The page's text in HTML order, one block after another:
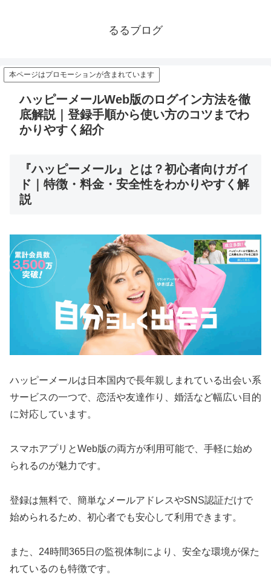
るるブログ
本ページはプロモーションが含まれています
ハッピーメールWeb版のログイン方法を徹
底解説｜登録手順から使い方のコツまでわ
かりやすく紹介
『ハッピーメール』とは？初心者向けガイ
ド｜特徴・料金・安全性をわかりやすく解
説
ハッピーメールは日本国内で長年親しまれている出会い系
サービスの一つで、恋活や友達作り、婚活など幅広い目的
に対応しています。
スマホアプリとWeb版の両方が利用可能で、手軽に始め
られるのが魅力です。
登録は無料で、簡単なメールアドレスやSNS認証だけで
始められるため、初心者でも安心して利用できます。
また、24時間365日の監視体制により、安全な環境が保た
れているのも特徴です。